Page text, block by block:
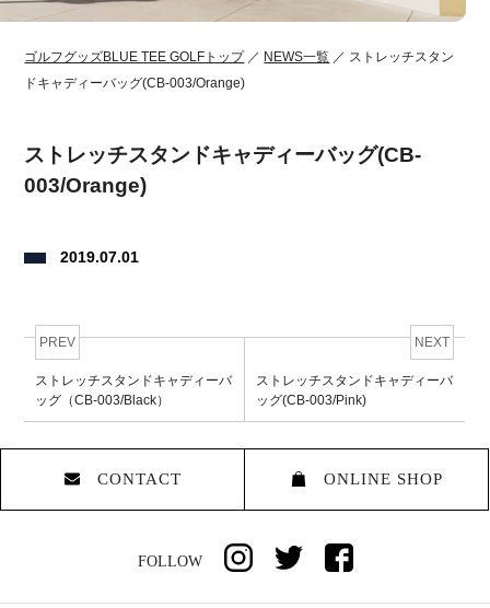
ゴルフグッズBLUE TEE GOLFトップ／ NEWS一覧 ／ ストレッチスタン
ドキャディーバッグ(CB-003/Orange)
ストレッチスタンドキャディーバッグ(CB-
003/Orange)
2019.07.01
PREV
ストレッチスタンドキャディーバ
ッグ（CB-003/Black）
NEXT
ストレッチスタンドキャディーバ
ッグ(CB-003/Pink)
CONTACT ONLINE SHOP
FOLLOW